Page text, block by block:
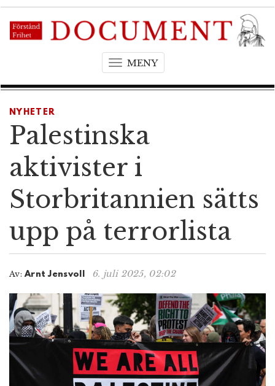
MENYT
g
i
g
a
t
i
o
NYHETER
Palestinska
aktivister i
Storbritannien sätts
upp på terrorlista
Av: Arnt Jensvoll 6. juli 2025, 02:02